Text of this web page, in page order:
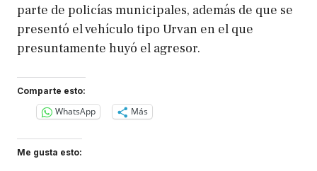
parte de policías municipales, además de que se
presentó el vehículo tipo Urvan en el que
presuntamente huyó el agresor.
Comparte esto:
WhatsApp Más
Me gusta esto: